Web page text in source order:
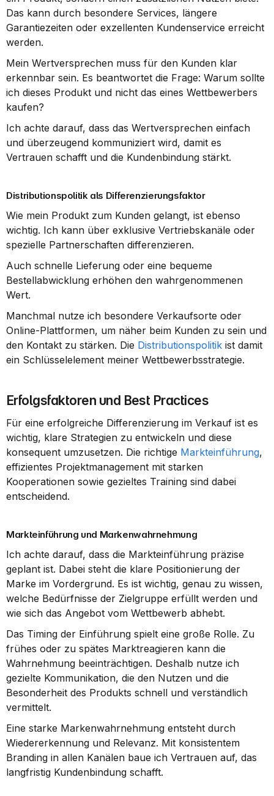
Das kann durch besondere Services, längere
Garantiezeiten oder exzellenten Kundenservice erreicht
werden.
Mein Wertversprechen muss für den Kunden klar
erkennbar sein. Es beantwortet die Frage: Warum sollte
ich dieses Produkt und nicht das eines Wettbewerbers
kaufen?
Ich achte darauf, dass das Wertversprechen einfach
und überzeugend kommuniziert wird, damit es
Vertrauen schafft und die Kundenbindung stärkt.
Distributionspolitik als Differenzierungsfaktor
Wie mein Produkt zum Kunden gelangt, ist ebenso
wichtig. Ich kann über exklusive Vertriebskanäle oder
spezielle Partnerschaften differenzieren.
Auch schnelle Lieferung oder eine bequeme
Bestellabwicklung erhöhen den wahrgenommenen
Wert.
Manchmal nutze ich besondere Verkaufsorte oder
Online-Plattformen, um näher beim Kunden zu sein und
den Kontakt zu stärken. Die Distributionspolitik ist damit
ein Schlüsselelement meiner Wettbewerbsstrategie.
Erfolgsfaktoren und Best Practices
Für eine erfolgreiche Differenzierung im Verkauf ist es
wichtig, klare Strategien zu entwickeln und diese
konsequent umzusetzen. Die richtige Markteinführung,
effizientes Projektmanagement mit starken
Kooperationen sowie gezieltes Training sind dabei
entscheidend.
Markteinführung und Markenwahrnehmung
Ich achte darauf, dass die Markteinführung präzise
geplant ist. Dabei steht die klare Positionierung der
Marke im Vordergrund. Es ist wichtig, genau zu wissen,
welche Bedürfnisse der Zielgruppe erfüllt werden und
wie sich das Angebot vom Wettbewerb abhebt.
Das Timing der Einführung spielt eine große Rolle. Zu
frühes oder zu spätes Marktreagieren kann die
Wahrnehmung beeinträchtigen. Deshalb nutze ich
gezielte Kommunikation, die den Nutzen und die
Besonderheit des Produkts schnell und verständlich
vermittelt.
Eine starke Markenwahrnehmung entsteht durch
Wiedererkennung und Relevanz. Mit konsistentem
Branding in allen Kanälen baue ich Vertrauen auf, das
langfristig Kundenbindung schafft.